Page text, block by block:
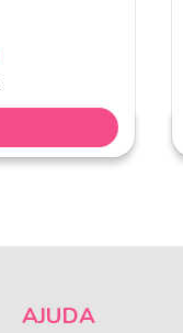
AJUDA